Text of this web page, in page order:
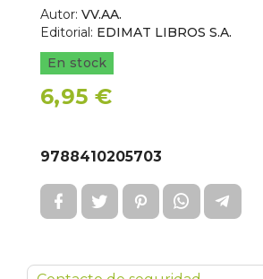
Autor: VV.AA.
Editorial: EDIMAT LIBROS S.A.
En stock
6,95 €
9788410205703